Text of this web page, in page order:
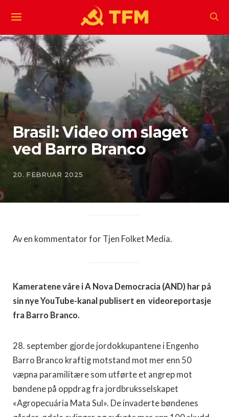
Brasil: Video om slaget
ved Barro Branco
20. FEBRUAR 2025
Av en kommentator for Tjen Folket Media.
Kameratene våre i A Nova Democracia (AND) har på
sin nye YouTube-kanal publisert en videoreportasje
fra Barro Branco.
28. september gjorde jordokkupantene i Engenho
Barro Branco kraftig motstand mot mer enn 50
væpna paramilitære som utførte et angrep mot
bøndene på oppdrag fra jordbruksselskapet
«Agropecuária Mata Sul». De invaderte bøndenes